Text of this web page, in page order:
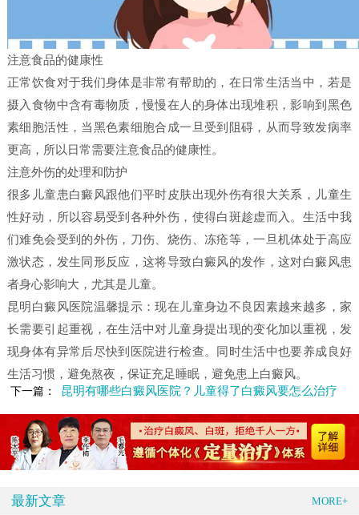
注意食品的健康性
正常饮食对于我们身体是非常有帮助的，在日常生活当中，若是
摄入食物中含有毒物质，慢慢在人的身体出现堆积，影响到黑色
素细胞活性，当黑色素细胞合成一旦受到阻碍，从而导致发病率
更高，所以日常需要注意食品的健康性。
注意外伤的处理和防护
很多儿童患白癜风跟他们平时皮肤出现外伤有很大关系，儿童生
性好动，所以容易受到各种外伤，使得白斑趁虚而入。生活中我
们难免会受到的外伤，刀伤、烧伤、冻疮等，一旦机体处于高应
激状态，发生同形反应，这将导致白癜风的发作，这对白癜风患
者身心影响大，尤其是儿童。
昆明白癜风医院温馨提示：现在儿童身边不良因素越来越多，家
长需要引起重视，在生活中对儿童身提出现的变化加以重视，发
现身体有异常后尽快到医院进行检查。同时生活中也要养成良好
生活习惯，避免熬夜，保证充足睡眠，避免患上白癜风。
下一篇： 昆明有哪些白癜风医院？儿童得了白癜风要怎么治疗
最新文章 MORE+